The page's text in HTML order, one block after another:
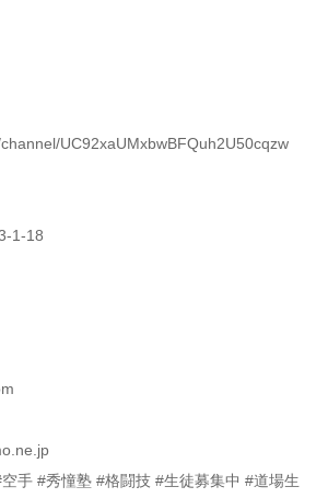
UC92xaUMxbwBFQuh2U50cqzw
1-18
手 #秀憧塾 #格闘技 #生徒募集中 #道場生